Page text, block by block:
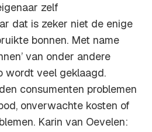
zelf
dat is zeker niet de enige
bonnen. Met name
van onder andere
wordt veel geklaagd.
consumenten problemen
onverwachte kosten of
Karin van Oevelen: